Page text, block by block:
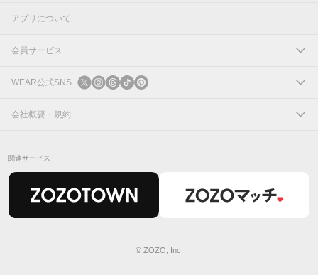
アプリについて
会員サービス
ログイン
新規会員登録
WEAR公式SNS
X
会社概要・規約
関連サービス
© ZOZO, Inc.